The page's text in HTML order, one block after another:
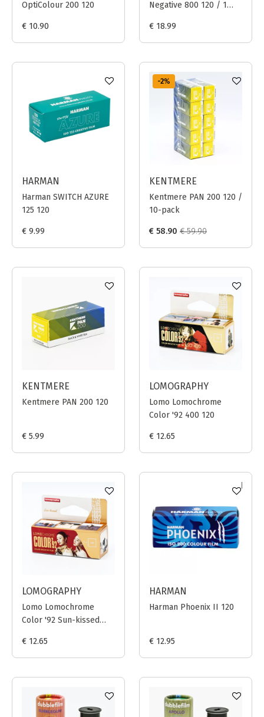
OptiColour 200 120
€ 10.90
Negative 800 120 / 1
€ 18.99
HARMAN
Harman SWITCH AZURE
125 120
€ 9.99
-2%
KENTMERE
Kentmere PAN 200 120 /
10-pack
€ 58.90 € 59.90
KENTMERE
Kentmere PAN 200 120
€ 5.99
LOMOGRAPHY
Lomo Lomochrome
Color '92 400 120
€ 12.65
LOMOGRAPHY
Lomo Lomochrome
Color '92 Sun-kissed
€ 12.65
HARMAN
Harman Phoenix II 120
€ 12.95